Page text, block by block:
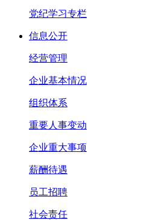
党纪学习专栏
信息公开
经营管理
企业基本情况
组织体系
重要人事变动
企业重大事项
薪酬待遇
员工招聘
社会责任